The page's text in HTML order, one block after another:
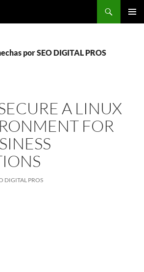
por SEO DIGITAL PROS
A LINUX
FOR
DIGITAL PROS